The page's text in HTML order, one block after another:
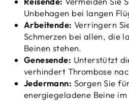
Unbehagen bei langen
Arbeitende: Verringern
Schmerzen bei allen, die
Beinen stehen.
Genesende: Unterstützt
verhindert Thrombose
Jedermann: Sorgen Sie
energiegeladene Beine